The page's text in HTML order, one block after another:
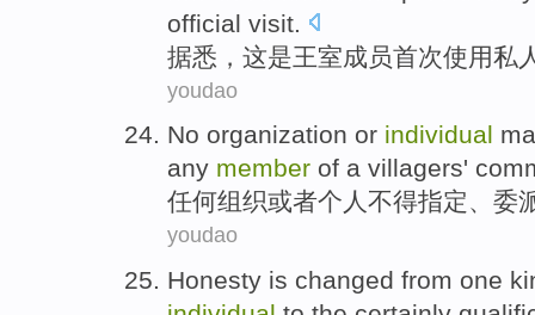
official visit
据悉，这是王室成员首次使用私
youdao
No organization or individual
any member of a villagers'
任何组织或者个人 不得指定、 委
youdao
Honesty is changed from one